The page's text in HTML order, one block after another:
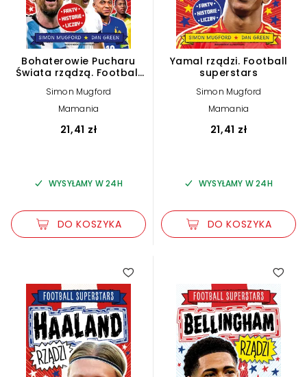
Bohaterowie Pucharu
Świata rządzą. Football
Simon Mugford
Mamania
21,41 zł
WYSYŁAMY W 24H
DO KOSZYKA
Yamal rządzi. Football
superstars
Simon Mugford
Mamania
21,41 zł
WYSYŁAMY W 24H
DO KOSZYKA